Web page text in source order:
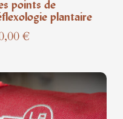
€
points de
plantaire
€